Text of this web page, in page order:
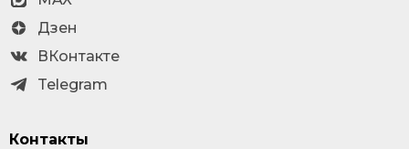
Дзен
ВКонтакте
Telegram
Контакты